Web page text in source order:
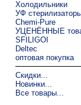
Холодильники
УФ
Chemi-Pure
УЦЕНЁННЫЕ
SFILIGOI
Deltec
оптовая покупка
Скидки...
Новинки...
Все товары...